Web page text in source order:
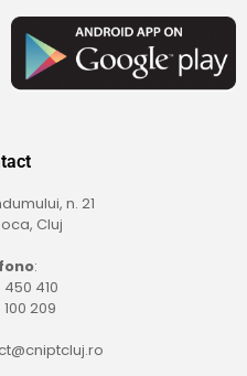
n. 21
Cluj
:
410
209